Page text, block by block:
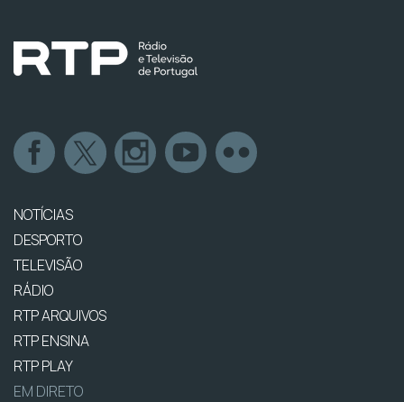
NOTÍCIAS
DESPORTO
TELEVISÃO
RÁDIO
RTP ARQUIVOS
RTP ENSINA
RTP PLAY
EM DIRETO